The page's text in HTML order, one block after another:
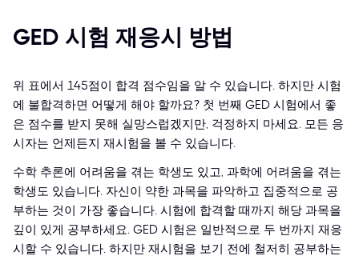
GED 시험 재응시 방법
위 표에서 145점이 합격 점수임을 알 수 있습니다. 하지만 시험
에 불합격하면 어떻게 해야 할까요? 첫 번째 GED 시험에서 좋
은 점수를 받지 못해 실망스럽겠지만, 걱정하지 마세요. 모든 응
시자는 언제든지 재시험을 볼 수 있습니다.
수학 추론에 어려움을 겪는 학생도 있고, 과학에 어려움을 겪는
학생도 있습니다. 자신이 약한 과목을 파악하고 집중적으로 공
부하는 것이 가장 좋습니다. 시험에 합격할 때까지 해당 과목을
깊이 있게 공부하세요. GED 시험은 일반적으로 두 번까지 재응
시할 수 있습니다. 하지만 재시험을 보기 전에 철저히 공부하는